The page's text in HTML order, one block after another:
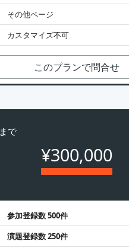
その他ページ
カスタマイズ不可
このプランで問合せ
で
¥300,000
参加登録数 500件
演題登録数 250件